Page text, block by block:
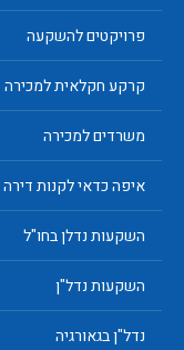
פרויקטים להשקעה
קרקע חקלאית למכירה
משרדים למכירה
איפה כדאי לקנות
השקעות נדלן בחו"ל
השקעות נדל"ן
נדל"ן בגאורגיה